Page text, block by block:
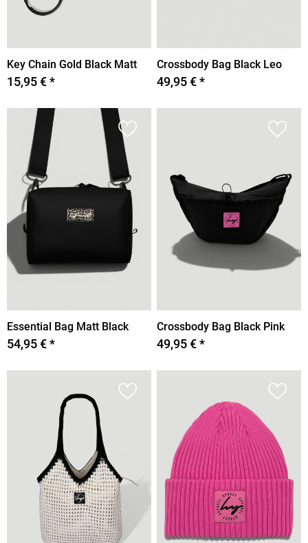
Key Chain Gold Black Matt
15,95 € *
Crossbody Bag Black Leo
49,95 € *
Essential Bag Matt Black
54,95 € *
Crossbody Bag Black Pink
49,95 € *